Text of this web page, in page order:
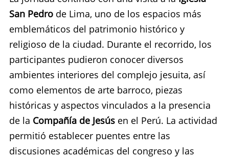
San Pedro de Lima, uno de los espacios más
emblemáticos del patrimonio histórico y
religioso de la ciudad. Durante el recorrido, los
participantes pudieron conocer diversos
ambientes interiores del complejo jesuita, así
como elementos de arte barroco, piezas
históricas y aspectos vinculados a la presencia
de la Compañía de Jesús en el Perú. La actividad
permitió establecer puentes entre las
discusiones académicas del congreso y las